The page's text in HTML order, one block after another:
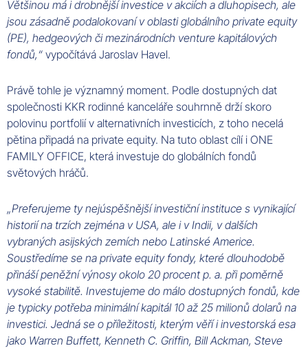
Většinou má i drobnější investice v akciích a dluhopisech, ale
jsou zásadně podalokovaní v oblasti globálního private equity
(PE), hedgeových či mezinárodních venture kapitálových
fondů,“ vypočítává Jaroslav Havel.
Právě tohle je významný moment. Podle dostupných dat
společnosti KKR rodinné kanceláře souhrnně drží skoro
polovinu portfolií v alternativních investicích, z toho necelá
pětina připadá na private equity. Na tuto oblast cílí i ONE
FAMILY OFFICE, která investuje do globálních fondů
světových hráčů.
„Preferujeme ty nejúspěšnější investiční instituce s vynikající
historií na trzích zejména v USA, ale i vIndii, v dalších
vybraných asijských zemích nebo Latinské Americe.
Soustředíme se na private equity fondy, které dlouhodobě
přináší peněžní výnosy okolo 20 procent p. a. při poměrně
vysoké stabilitě. Investujeme do málo dostupných fondů, kde
je typicky potřeba minimální kapitál 10 až 25 milionů dolarů na
investici. Jedná se o příležitosti, kterým věří i investorská esa
jako Warren Buffett, Kenneth C. Griffin, Bill Ackman, Steve